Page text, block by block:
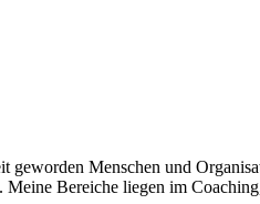
geworden Menschen und
Meine Bereiche liegen im